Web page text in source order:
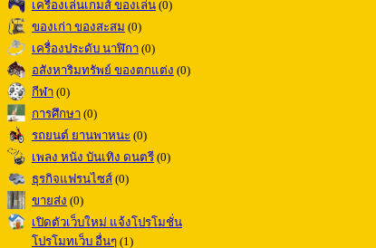
เครื่องเล่นเกมส์ ของเล่น (0)
ของเก่า ของสะสม (0)
เครื่องประดับ นาฬิกา (0)
อสังหาริมทรัพย์ ของตกแต่ง (0)
กีฬา (0)
การศึกษา (0)
รถยนต์ ยานพาหนะ (0)
เพลง หนัง บันเทิง ดนตรี (0)
ธุรกิจแฟรนไซส์ (0)
ขายส่ง (0)
เปิดตัวเว็บใหม่ แจ้งโปรโมชั่น
โปรโมทเว็บ อื่นๆ (1)